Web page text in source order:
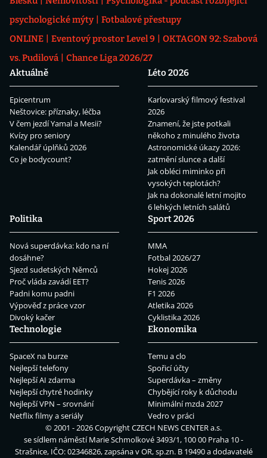
psychologické mýty
Fotbalové přestupy
ONLINE
Eventový prostor Level 9
OKTAGON 92: Szabová
vs. Pudilová
Chance Liga 2026/27
Aktuálně
Epicentrum
Neštovice: příznaky, léčba
V čem jezdí Yamal a Mesii?
Kvízy pro seniory
Kalendář úplňků 2026
Co je bodycount?
Léto 2026
Karlovarský filmový festival
2026
Znamení, že jste potkali
někoho z minulého života
Astronomické úkazy 2026:
zatmění slunce a další
Jak obléci miminko při
vysokých teplotách?
Jak na dokonalé letní mojito
6 lehkých letních salátů
Politika
Nová superdávka: kdo na ní
dosáhne?
Sjezd sudetských Němců
Proč vláda zavádí EET?
Padni komu padni
Výpověď z práce vzor
Divoký kačer
Sport 2026
MMA
Fotbal 2026/27
Hokej 2026
Tenis 2026
F1 2026
Atletika 2026
Cyklistika 2026
Technologie
SpaceX na burze
Nejlepší telefony
Nejlepší AI zdarma
Nejlepší chytré hodinky
Nejlepší VPN – srovnání
Netflix filmy a seriály
Ekonomika
Temu a clo
Spořicí účty
Superdávka – změny
Chybějící roky k důchodu
Minimální mzda 2027
Vedro v práci
© 2001 - 2026 CopyrightCZECH NEWS CENTER a.s.
se sídlem náměstí Marie Schmolkové 3493/1, 100 00 Praha 10 -
Strašnice, IČO: 02346826, zapsána v OR, sp.zn. B 19490 a dodavatelé